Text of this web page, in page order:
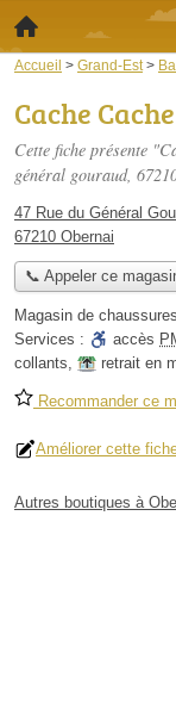
Accueil > Grand-Est >
Cache Cache
Cette fiche présente
général gouraud,
47 Rue du Général
67210 Obernai
📞 Appeler ce
Magasin de chaussures
Services :
accès
collants, retrait en
Recommander ce
Améliorer cette
Autres boutiques à